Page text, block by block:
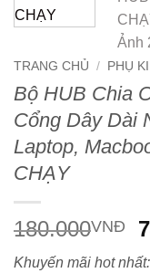
TRANG CHỦ / PHỤ
Bộ HUB Chia
Cổng Dây Dài
Laptop,
CHẠY
180.000VNĐ
Khuyến mãi hot nhất: